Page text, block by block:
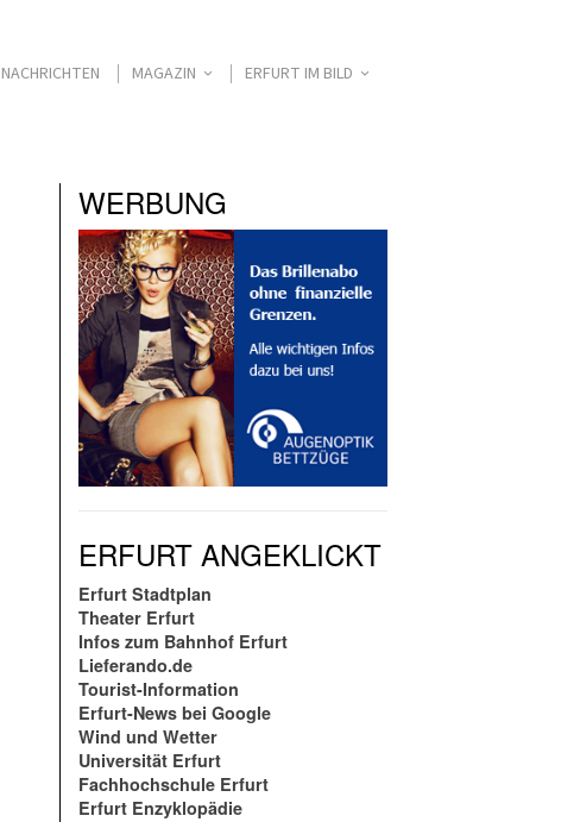
NACHRICHTEN MAGAZIN ERFURT IM BILD
WERBUNG
ERFURT ANGEKLICKT
Erfurt Stadtplan
Theater Erfurt
Infos zum Bahnhof Erfurt
Lieferando.de
Tourist-Information
Erfurt-News bei Google
Wind und Wetter
Universität Erfurt
Fachhochschule Erfurt
Erfurt Enzyklopädie